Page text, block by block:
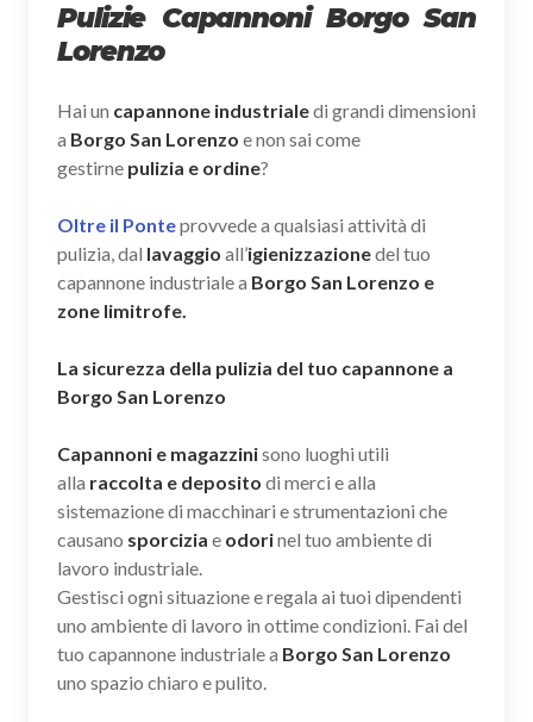
Pulizie Capannoni Borgo San
Lorenzo
Hai un capannone industrialedi grandi dimensioni
a Borgo San Lorenzo e non sai come
gestirne pulizia e ordine?
Oltre il Ponteprovvede a qualsiasi attività di
pulizia, dal lavaggio all’igienizzazionedel tuo
capannone industriale a Borgo San Lorenzo e
zone limitrofe.
La sicurezza della pulizia del tuo capannone a
Borgo San Lorenzo
Capannoni e magazzinisono luoghi utili
alla raccolta e deposito di merci e alla
sistemazione di macchinari e strumentazioni che
causano sporcizia e odorinel tuo ambiente di
lavoro industriale.
Gestisci ogni situazione e regala ai tuoi dipendenti
uno ambiente di lavoro in ottime condizioni. Fai del
tuo capannone industriale a Borgo San Lorenzo
uno spazio chiaro e pulito.